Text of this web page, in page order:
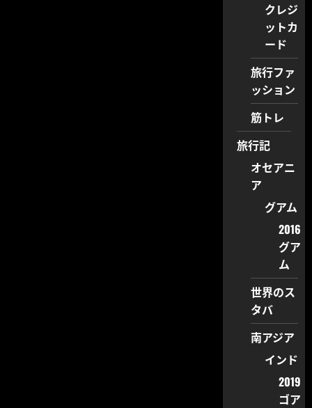
クレジ
ットカ
ード
旅行ファ
ッション
筋トレ
旅行記
オセアニ
ア
グアム
2016
グア
ム
世界のス
タバ
南アジア
インド
2019
ゴア